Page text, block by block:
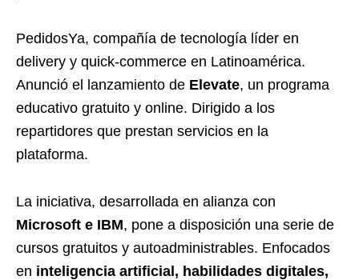
PedidosYa, compañía de tecnología líder en
delivery y quick-commerce en Latinoamérica.
Anunció el lanzamiento de Elevate, un programa
educativo gratuito y online. Dirigido a los
repartidores que prestan servicios en la
plataforma.
La iniciativa, desarrollada en alianza con
Microsoft e IBM, pone a disposición una serie de
cursos gratuitos y autoadministrables. Enfocados
en inteligencia artificial, habilidades digitales,